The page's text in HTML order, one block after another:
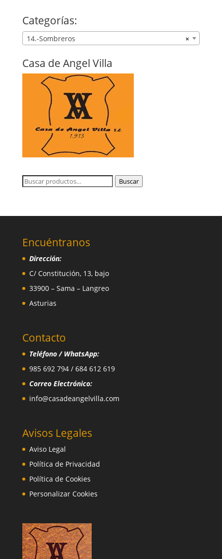
Categorías:
×
14.-Sombreros
Casa de Angel Villa
Buscar
Buscar
Encuéntranos
Dirección:
C/ Constitución, 13, bajo
33900 – Sama – Langreo
Asturias
Contacto
Teléfono / WhatsApp:
985 692 794 / 684 612 619
Correo Electrónico:
info@casadeangelvilla.com
Avisos Legales
Aviso Legal
Política de Privacidad
Política de Cookies
Personalizar Cookies